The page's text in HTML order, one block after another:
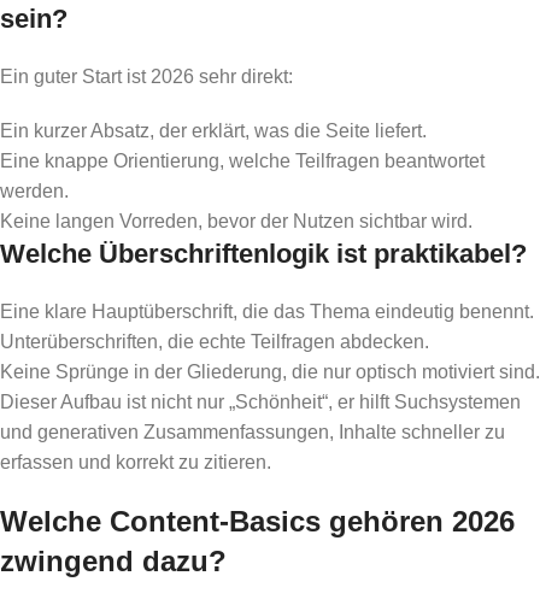
sein?
Ein guter Start ist 2026 sehr direkt:
Ein kurzer Absatz, der erklärt, was die Seite liefert.
Eine knappe Orientierung, welche Teilfragen beantwortet
werden.
Keine langen Vorreden, bevor der Nutzen sichtbar wird.
Welche Überschriftenlogik ist praktikabel?
Eine klare Hauptüberschrift, die das Thema eindeutig benennt.
Unterüberschriften, die echte Teilfragen abdecken.
Keine Sprünge in der Gliederung, die nur optisch motiviert sind.
Dieser Aufbau ist nicht nur „Schönheit“, er hilft Suchsystemen
und generativen Zusammenfassungen, Inhalte schneller zu
erfassen und korrekt zu zitieren.
Welche Content-Basics gehören 2026
zwingend dazu?